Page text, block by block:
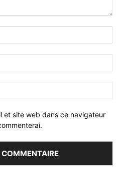
et site web dans ce navigateur